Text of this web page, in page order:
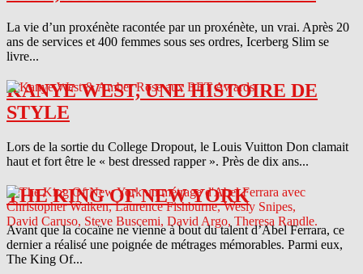
La vie d’un proxénète racontée par un proxénète, un vrai. Après 20
ans de services et 400 femmes sous ses ordres, Icerberg Slim se
livre...
KANYE WEST, UNE HISTOIRE DE
STYLE
Lors de la sortie du College Dropout, le Louis Vuitton Don clamait
haut et fort être le « best dressed rapper ». Près de dix ans...
THE KING OF NEW YORK
Avant que la cocaïne ne vienne à bout du talent d’Abel Ferrara, ce
dernier a réalisé une poignée de métrages mémorables. Parmi eux,
The King Of...